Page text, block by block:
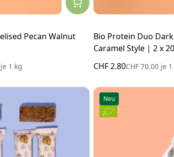
Pecan Walnut
je 1 kg
Bio Protein Duo
Caramel Style | 2 x
CHF 2.80CHF 70.00 je
Neu